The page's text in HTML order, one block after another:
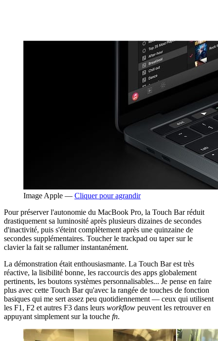
Image Apple — Cliquer pour agrandir
Pour préserver l'autonomie du MacBook Pro, la Touch Bar réduit
drastiquement sa luminosité après plusieurs dizaines de secondes
d'inactivité, puis s'éteint complètement après une quinzaine de
secondes supplémentaires. Toucher le trackpad ou taper sur le
clavier la fait se rallumer instantanément.
La démonstration était enthousiasmante. La Touch Bar est très
réactive, la lisibilité bonne, les raccourcis des apps globalement
pertinents, les boutons systèmes personnalisables... Je pense en faire
plus avec cette Touch Bar qu'avec la rangée de touches de fonction
basiques qui me sert assez peu quotidiennement — ceux qui utilisent
les F1, F2 et autres F3 dans leurs workflow peuvent les retrouver en
appuyant simplement sur la touche fn.